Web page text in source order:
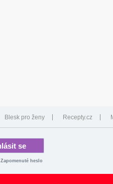
Blesk pro ženy Recepty.cz
Zapomenuté heslo